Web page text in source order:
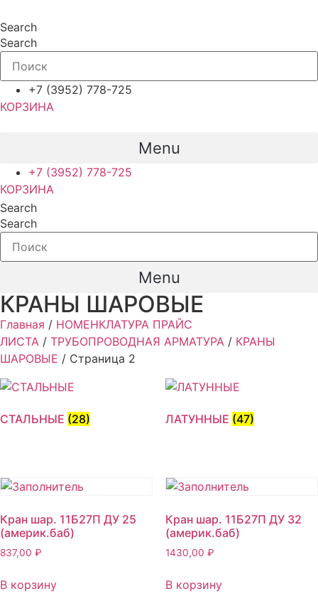
к
содержимому
Search
Search
+7 (3952) 778-725
КОРЗИНА
Menu
+7 (3952) 778-725
КОРЗИНА
Search
Search
Menu
КРАНЫ ШАРОВЫЕ
Главная / НОМЕНКЛАТУРА ПРАЙС
ЛИСТА / ТРУБОПРОВОДНАЯ АРМАТУРА / КРАНЫ
ШАРОВЫЕ / Страница 2
СТАЛЬНЫЕ (28) ЛАТУННЫЕ (47)
Кран шар. 11Б27П ДУ 25
(америк.баб)
837,00 ₽
В корзину
Кран шар. 11Б27П ДУ 32
(америк.баб)
1430,00 ₽
В корзину